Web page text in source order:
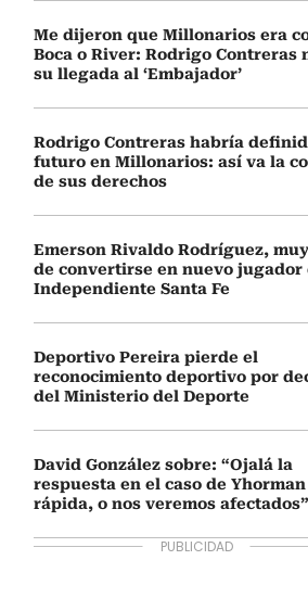
Me dijeron que Millonarios era
Boca o River: Rodrigo Contreras
su llegada al ‘Embajador’
Rodrigo Contreras habría
futuro en Millonarios: así va la
de sus derechos
Emerson Rivaldo Rodríguez,
de convertirse en nuevo jugador
Independiente Santa Fe
Deportivo Pereira pierde el
reconocimiento deportivo por
del Ministerio del Deporte
David González sobre: “Ojalá la
respuesta en el caso de Yhorman
rápida, o nos veremos afectados”